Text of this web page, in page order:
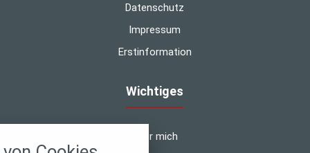
Datenschutz
Impressum
Erstinformation
Wichtiges
Über mich